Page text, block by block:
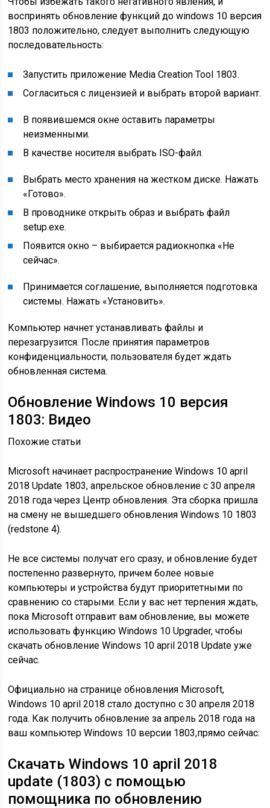
воспринять обновление функций до windows 10 версия
1803 положительно, следует выполнить следующую
последовательность:
Запустить приложение Media Creation Tool 1803.
Согласиться с лицензией и выбрать второй вариант.
В появившемся окне оставить параметры
неизменными.
В качестве носителя выбрать ISO-файл.
Выбрать место хранения на жестком диске. Нажать
«Готово».
В проводнике открыть образ и выбрать файл
setup.exe.
Появится окно – выбирается радиокнопка «Не
сейчас».
Принимается соглашение, выполняется подготовка
системы. Нажать «Установить».
Компьютер начнет устанавливать файлы и
перезагрузится. После принятия параметров
конфиденциальности, пользователя будет ждать
обновленная система.
Обновление Windows 10 версия
1803: Видео
Похожие статьи
Microsoft начинает распространение Windows 10 april
2018 Update 1803, апрельское обновление с 30 апреля
2018 года через Центр обновления. Эта сборка пришла
на смену не вышедшего обновления Windows 10 1803
(redstone 4).
Не все системы получат его сразу, и обновление будет
постепенно развернуто, причем более новые
компьютеры и устройства будут приоритетными по
сравнению со старыми. Если у вас нет терпения ждать,
пока Microsoft отправит вам обновление, вы можете
использовать функцию Windows 10 Upgrader, чтобы
скачать обновление Windows 10 april 2018 Update уже
сейчас.
Официально на странице обновления Microsoft,
Windows 10 april 2018 стало доступно с 30 апреля 2018
года. Как получить обновление за апрель 2018 года на
ваш компьютер Windows 10 версии 1803,прямо сейчас:
Скачать Windows 10 april 2018
update (1803) с помощью
помощника по обновлению